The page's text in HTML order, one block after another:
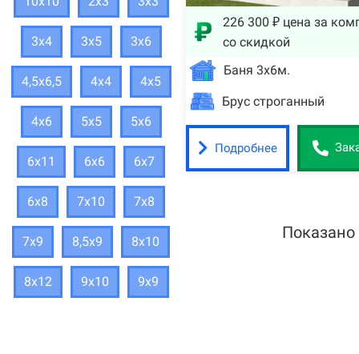
3х4 3х5 3х6
4,5х6,5 4х4 4х5
4х6 5х5 5х6
6х11 6х6 6х7
6х8 7х10 7х8
7х9 8,5х9 8х10
8х12 9х10 9х9
226 300 ₽ цена за
со скидкой
Баня 3х6м.
Брус строганный
Подробнее